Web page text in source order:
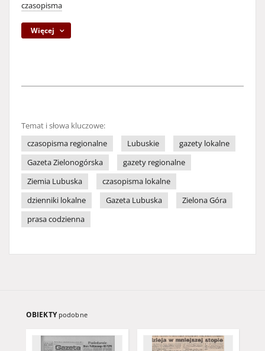
czasopisma
Więcej
Temat i słowa kluczowe:
czasopisma regionalne
Lubuskie
gazety lokalne
Gazeta Zielonogórska
gazety regionalne
Ziemia Lubuska
czasopisma lokalne
dzienniki lokalne
Gazeta Lubuska
Zielona Góra
prasa codzienna
OBIEKTY podobne